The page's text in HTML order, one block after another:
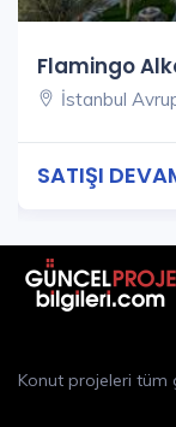
Flamingo
İstanbul
SATIŞI
Konut projeleri tüm